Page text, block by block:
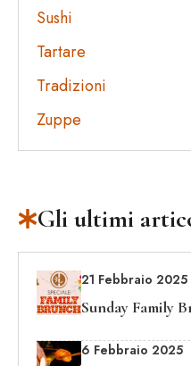
Sushi
Tartare
Tradizioni
Zuppe
Gli ultimi
21 Febbraio 2025
Sunday Family
6 Febbraio 2025